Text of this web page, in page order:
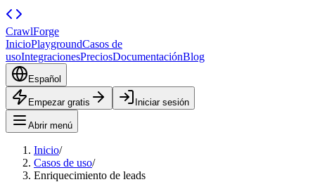
CrawlForge
InicioPlaygroundCasos de
usoIntegracionesPreciosDocumentaciónBlog
Español
Empezar gratis Iniciar sesión
Abrir menú
Inicio/
Casos de uso/
Enriquecimiento de leads